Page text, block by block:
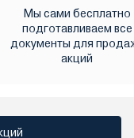
Мы сами бесплатно
подготавливаем все
документы для
акций